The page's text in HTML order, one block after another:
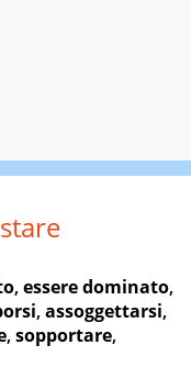
,essere dominato,
,assoggettarsi,
,sopportare,